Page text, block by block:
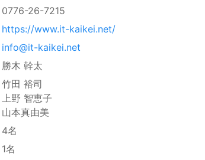
0776-26-7215
https://www.it-kaikei.net/
info@it-kaikei.net
勝木 幹太
竹田 裕司
上野 智恵子
山本真由美
4名
1名